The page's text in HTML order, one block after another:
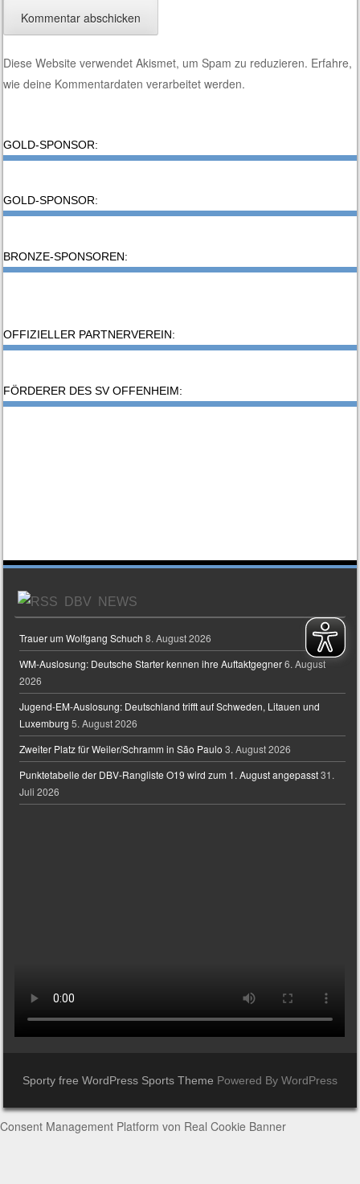
Diese Website verwendet Akismet, um Spam zu reduzieren. Erfahre,
wie deine Kommentardaten verarbeitet werden.
GOLD-SPONSOR:
GOLD-SPONSOR:
BRONZE-SPONSOREN:
OFFIZIELLER PARTNERVEREIN:
FÖRDERER DES SV OFFENHEIM:
DBV NEWS
Trauer um Wolfgang Schuch 8. August 2026
WM-Auslosung: Deutsche Starter kennen ihre Auftaktgegner 6. August
2026
Jugend-EM-Auslosung: Deutschland trifft auf Schweden, Litauen und
Luxemburg 5. August 2026
Zweiter Platz für Weiler/Schramm in São Paulo 3. August 2026
Punktetabelle der DBV-Rangliste O19 wird zum 1. August angepasst 31.
Juli 2026
Sporty free WordPress Sports Theme Powered By WordPress
Consent Management Platform von Real Cookie Banner